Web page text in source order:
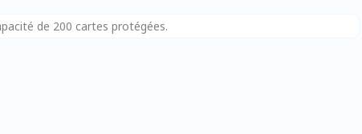
de 200 cartes protégées.